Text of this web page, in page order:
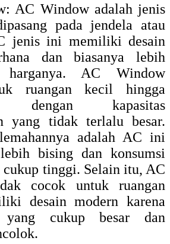
AC Window adalah jenis
pada jendela atau
jenis ini memiliki desain
dan biasanya lebih
harganya. AC Window
ruangan kecil hingga
dengan kapasitas
yang tidak terlalu besar.
adalah AC ini
bising dan konsumsi
cukup tinggi. Selain itu, AC
cocok untuk ruangan
desain modern karena
yang cukup besar dan